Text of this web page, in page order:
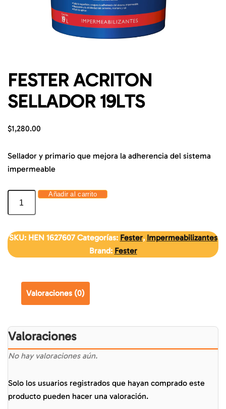
FESTER ACRITON
SELLADOR 19LTS
$1,280.00
Sellador y primario que mejora la adherencia del sistema
impermeable
Añadir al carrito
SKU: HEN 1627607 Categorías: Fester, Impermeabilizantes
Brand: Fester
Valoraciones (0)
Valoraciones
No hay valoraciones aún.
Solo los usuarios registrados que hayan comprado este
producto pueden hacer una valoración.